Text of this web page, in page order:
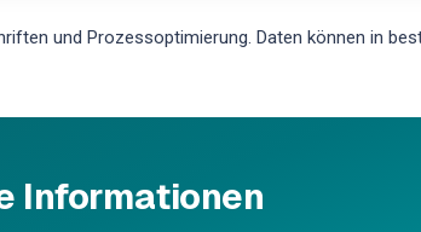
und Prozessoptimierung. Daten können in
Informationen